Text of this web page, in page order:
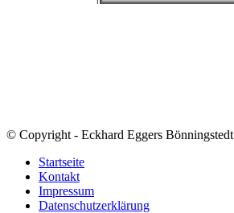
© Copyright - Eckhard Eggers Bönningstedt
Startseite
Kontakt
Impressum
Datenschutzerklärung